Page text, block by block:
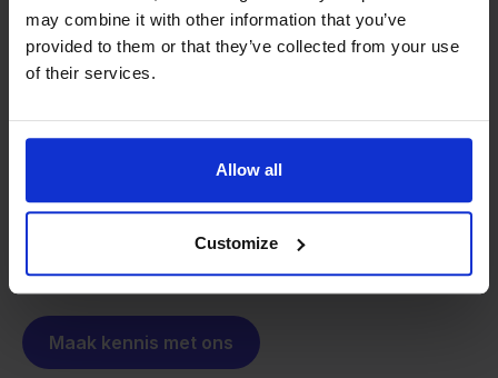
may combine it with other information that you’ve
provided to them or that they’ve collected from your use
of their services.
Allow all
Customize
We groeien gecontroleerd, zonder
- Sander, Founder
Van retailer naar
softwarebouwer
oplossing voor ons eigen bedrijf, is inmiddels
uitgegroeid tot een platform voor online verkopers in
heel Europa. De missie is hetzelfde gebleven:
Maak kennis met ons